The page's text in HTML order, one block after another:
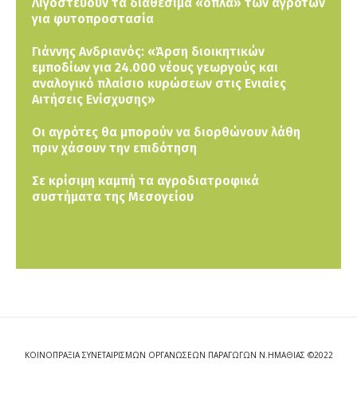
για φυτοπροστασία
Γιάννης Ανδριανός: «Άρση διοικητικών
εμποδίων για 24.000 νέους γεωργούς και
αναλογικό πλαίσιο κυρώσεων στις Ενιαίες
Αιτήσεις Ενίσχυσης»
Οι αγρότες θα μπορούν να διορθώνουν λάθη
πριν χάσουν την επιδότηση
Σε κρίσιμη καμπή τα αγροδιατροφικά
συστήματα της Μεσογείου
ΚΟΙΝΟΠΡΑΞΙΑ ΣΥΝΕΤΑΙΡΙΣΜΩΝ ΟΡΓΑΝΩΣΕΩΝ ΠΑΡΑΓΩΓΩΝ Ν.ΗΜΑΘΙΑΣ ©2022